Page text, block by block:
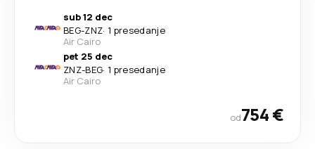
sub 12 dec
BEG-ZNZ· 1 presedanje
Air Cairo
pet 25 dec
ZNZ-BEG· 1 presedanje
Air Cairo
od754 €